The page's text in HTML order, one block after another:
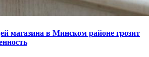
магазина в Минском районе грозит